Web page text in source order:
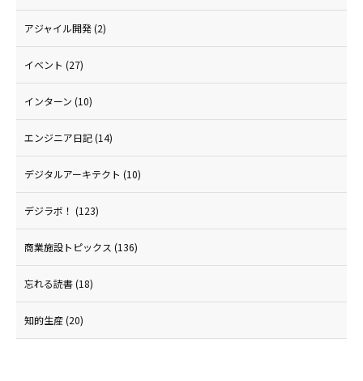
アジャイル開発(2)
イベント (27)
インターン (10)
エンジニア日記(14)
デジタルアーキテクト (10)
デジラボ！ (123)
商業施設トピックス (136)
忘れる読書(18)
知的生産(20)